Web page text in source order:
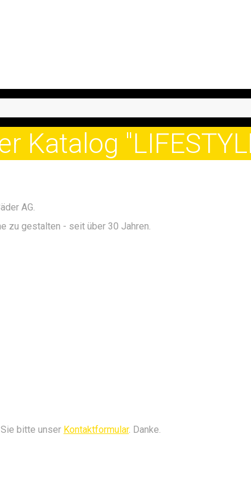
Katalog
AG.
zu gestalten - seit über 30 Jahren.
bitte unser Kontaktformular. Danke.